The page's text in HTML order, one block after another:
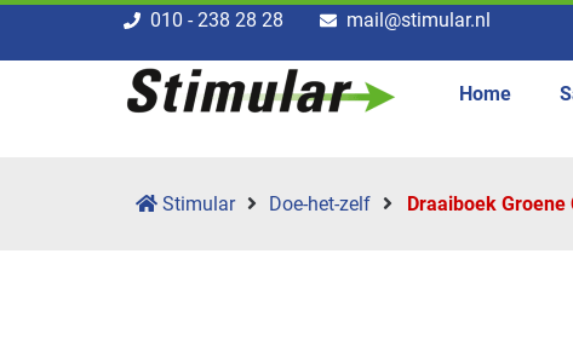
010 - 238 28 28 mail@stimular.nl
Home
Stimular Doe-het-zelf Draaiboek